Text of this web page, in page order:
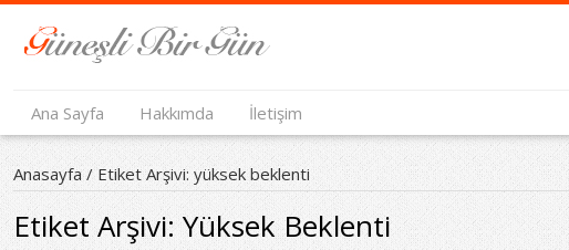
Ana Sayfa Hakkımda İletişim
Anasayfa/ Etiket Arşivi: yüksek beklenti
Etiket Arşivi:Yüksek Beklenti